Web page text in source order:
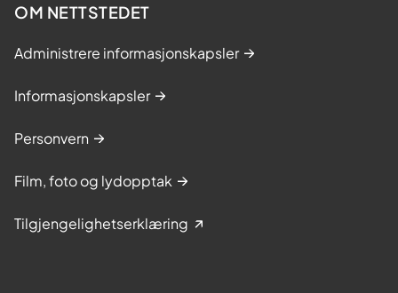
OM NETTSTEDET
Administrere informasjonskapsler
Informasjonskapsler
Personvern
Film, foto og lydopptak
Tilgjengelighetserklæring